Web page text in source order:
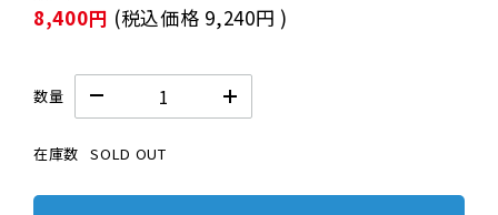
8,400円 (税込価格 9,240円 )
数量
在庫数 SOLD OUT